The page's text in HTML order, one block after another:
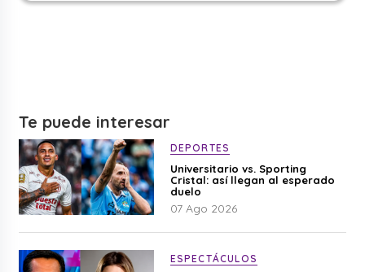
Te puede interesar
DEPORTES
Universitario vs. Sporting
Cristal: así llegan al esperado
duelo
07 Ago 2026
ESPECTÁCULOS